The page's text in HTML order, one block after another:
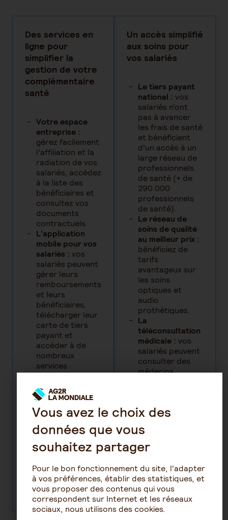
Des services en
ligne pour
simplifier la
gestion de votre
complémentaire
santé
Votre espace
entreprise :
gérez facilement
l’affiliation et la
radiation de vos
salariés, accédez
à la liste des
bénéficiaires et
consultez vos
documents
contractuels.
L’application
mobile pour vos
salariés : vos
salariés peuvent
gérer leurs
remboursements
et leurs
bénéficiaires,
télécharger leur
carte de tiers
payant et
accéder à de
nombreux
services
pratiques.
Un accès simplifié
aux soins pour
vos salariés
Le tiers payant
national : vos
salariés n’ont
pas à avancer
les frais de santé
et bénéficient
d’un accès à un
large réseau de
professionnels
de santé (+ de
290 000
professionnels
de santé).
Le réseau de
soins de qualité
au meilleur prix :
bénéficiez de
tarifs
avantageux sur
les soins
optiques et
audio
prothétiques.
La
téléconsultation
médicale : vos
salariés peuvent
consulter des
médecins
par messagerie,
visioconférence
(inclus dans
l'offre
en option dans
l'offre sur-
mesure)
Vous avez le choix des
données que vous
souhaitez partager
Pour le bon fonctionnement du site, l'adapter
à vos préférences, établir des statistiques, et
vous proposer des contenus qui vous
correspondent sur Internet et les réseaux
sociaux, nous utilisons des cookies.